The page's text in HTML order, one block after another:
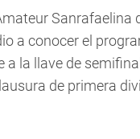
Sanrafaelina
a conocer el
a la llave de
de primera